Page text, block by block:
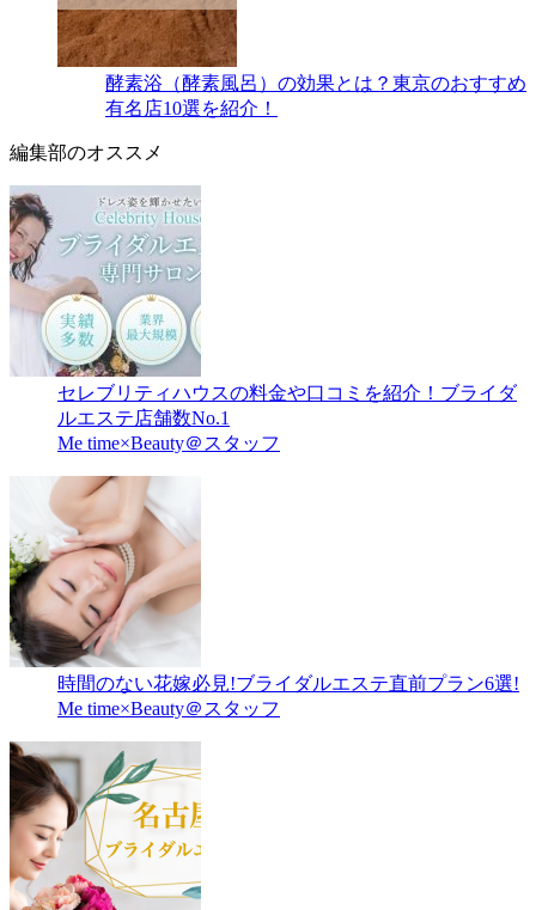
酵素浴（酵素風呂）の効果とは？東京のおすすめ
有名店10選を紹介！
編集部のオススメ
セレブリティハウスの料金や口コミを紹介！ブライダ
ルエステ店舗数No.1
Me time×Beauty＠スタッフ
時間のない花嫁必見!ブライダルエステ直前プラン6選!
Me time×Beauty＠スタッフ